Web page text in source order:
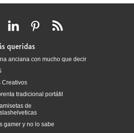
queridas
anciana con mucho que decir
Creativos
tradicional portátil
de
gamer y no lo sabe